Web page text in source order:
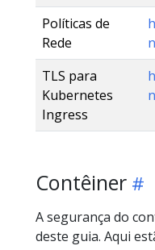
Políticas de
Rede
TLS para
Kubernetes
Ingress
Contêiner
A segurança do
deste guia. Aqui